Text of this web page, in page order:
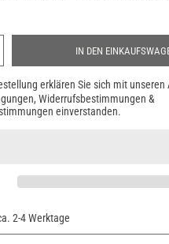
IN DEN
erklären Sie sich mit unseren
Widerrufsbestimmungen &
einverstanden.
2-4 Werktage